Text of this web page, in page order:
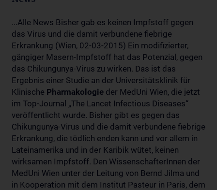
...Alle News Bisher gab es keinen Impfstoff gegen
das Virus und die damit verbundene fiebrige
Erkrankung (Wien, 02-03-2015) Ein modifizierter,
gängiger Masern-Impfstoff hat das Potenzial, gegen
das Chikungunya-Virus zu wirken. Das ist das
Ergebnis einer Studie an der Universitätsklinik für
Klinische Pharmakologie der MedUni Wien, die jetzt
im Top-Journal „The Lancet Infectious Diseases“
veröffentlicht wurde. Bisher gibt es gegen das
Chikungunya-Virus und die damit verbundene fiebrige
Erkrankung, die tödlich enden kann und vor allem in
Lateinamerika und in der Karibik wütet, keinen
wirksamen Impfstoff. Den WissenschafterInnen der
MedUni Wien unter der Leitung von Bernd Jilma und
in Kooperation mit dem Institut Pasteur in Paris, dem